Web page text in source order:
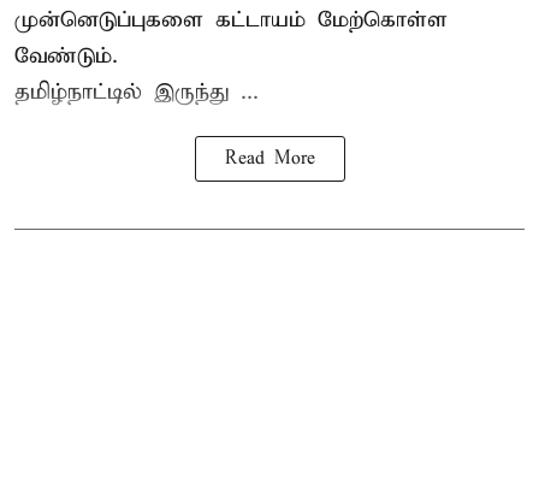
முன்னெடுப்புகளை கட்டாயம் மேற்கொள்ள
வேண்டும்.
தமிழ்நாட்டில் இருந்து ...
Read More